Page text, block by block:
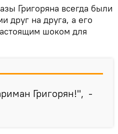
Григоряна всегда были
друг на друга, а его
шоком для
Григорян!", -